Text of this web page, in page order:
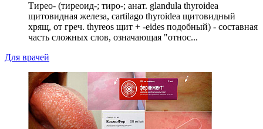
Тирео- (тиреоид-; тиро-; анат. glandula thyroidea
щитовидная железа, cartilago thyroidea щитовидный
хрящ, от греч. thyreos щит + -eides подобный) - составная
часть сложных слов, означающая "относ...
Для врачей